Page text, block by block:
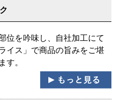
位を吟味し、自社加工にて
イス」で商品の旨みをご堪
す。